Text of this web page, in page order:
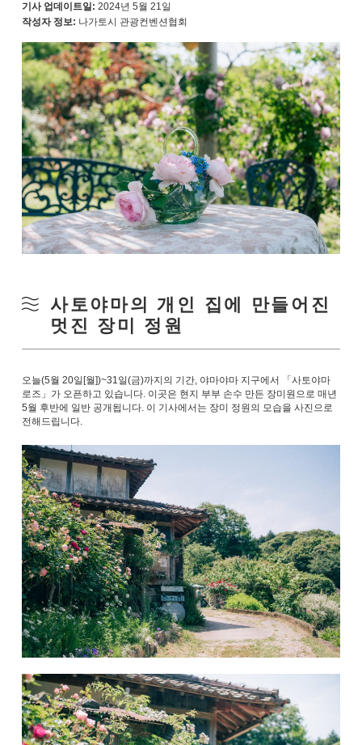
기사 업데이트일: 2024년 5월 21일
작성자 정보: 나가토시 관광컨벤션협회
사토야마의 개인 집에 만들어진
멋진 장미 정원
오늘(5월 20일[월])~31일(금)까지의 기간, 야마야마 지구에서 「사토야마
로즈」가 오픈하고 있습니다. 이곳은 현지 부부 손수 만든 장미원으로 매년
5월 후반에 일반 공개됩니다. 이 기사에서는 장미 정원의 모습을 사진으로
전해드립니다.